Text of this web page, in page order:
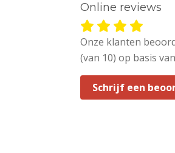
Online reviews
Onze klanten
(van 10) op basis van
Schrijf een